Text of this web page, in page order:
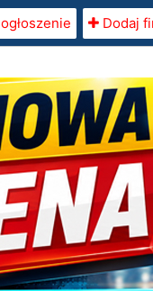
Dodaj